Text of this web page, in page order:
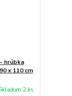
hrúbka
x 110 cm
2 ks